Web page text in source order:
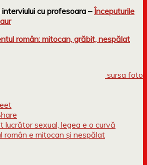
cu profesoara –Începuturile
român: mitocan, grăbit, nespălat
sursa foto
lucrător sexual, legea e o curvă
român e mitocan și nespălat